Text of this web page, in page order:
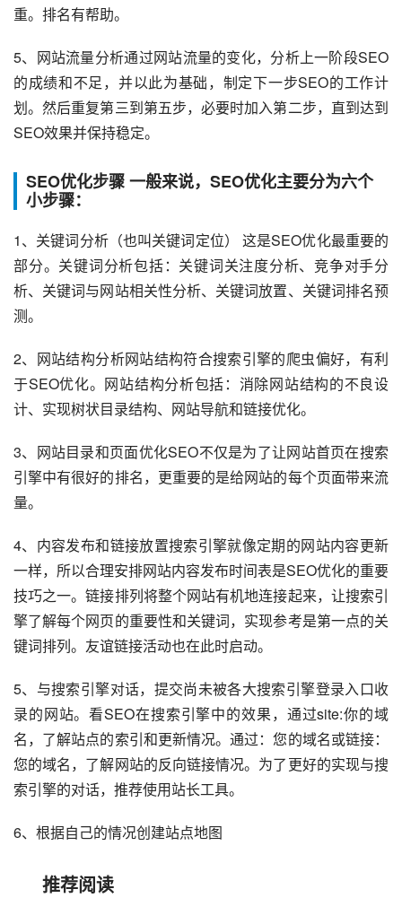
重。排名有帮助。
5、网站流量分析通过网站流量的变化，分析上一阶段SEO
的成绩和不足，并以此为基础，制定下一步SEO的工作计
划。然后重复第三到第五步，必要时加入第二步，直到达到
SEO效果并保持稳定。
SEO优化步骤 一般来说，SEO优化主要分为六个
小步骤：​​
1、关键词分析（也叫关键词定位） 这是SEO优化最重要的
部分。关键词分析包括：关键词关注度分析、竞争对手分
析、关键词与网站相关性分析、关键词放置、关键词排名预
测。
2、网站结构分析网站结构符合搜索引擎的爬虫偏好，有利
于SEO优化。网站结构分析包括：消除网站结构的不良设
计、实现树状目录结构、网站导航和链接优化。
3、网站目录和页面优化SEO不仅是为了让网站首页在搜索
引擎中有很好的排名，更重要的是给网站的每个页面带来流
量。
4、内容发布和链接放置搜索引擎就像定期的网站内容更新
一样，所以合理安排网站内容发布时间表是SEO优化的重要
技巧之一。链接排列将整个网站有机地连接起来，让搜索引
擎了解每个网页的重要性和关键词，实现参考是第一点的关
键词排列。友谊链接活动也在此时启动。
5、与搜索引擎对话，提交尚未被各大搜索引擎登录入口收
录的网站。看SEO在搜索引擎中的效果，通过site:你的域
名，了解站点的索引和更新情况。通过：您的域名或链接：
您的域名，了解网站的反向链接情况。为了更好的实现与搜
索引擎的对话，推荐使用站长工具。
6、根据自己的情况创建站点地图
推荐阅读